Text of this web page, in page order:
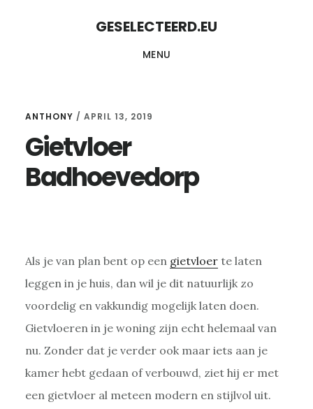
GESELECTEERD.EU
MENU
ANTHONY / APRIL 13, 2019
Gietvloer
Badhoevedorp
Als je van plan bent op een gietvloerte laten
leggen in je huis, dan wil je dit natuurlijk zo
voordelig en vakkundig mogelijk laten doen.
Gietvloeren in je woning zijn echt helemaal van
nu. Zonder dat je verder ook maar iets aan je
kamer hebt gedaan of verbouwd, ziet hij er met
een gietvloer al meteen modern en stijlvol uit.